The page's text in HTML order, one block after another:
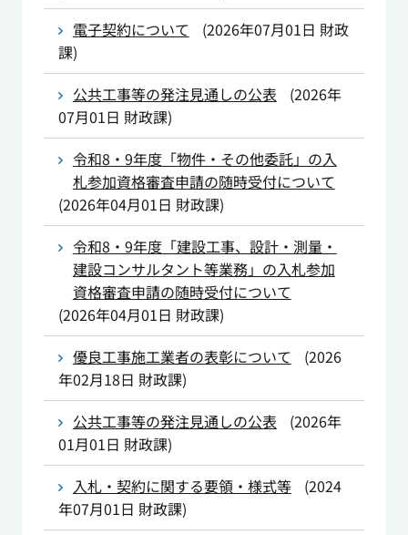
電子契約について
(2026年07月01日 財政
課)
公共工事等の発注見通しの公表
(2026年
07月01日 財政課)
令和8・9年度「物件・その他委託」の入
札参加資格審査申請の随時受付について
(2026年04月01日 財政課)
令和8・9年度「建設工事、設計・測量・
建設コンサルタント等業務」の入札参加
資格審査申請の随時受付について
(2026年04月01日 財政課)
優良工事施工業者の表彰について
(2026
年02月18日 財政課)
公共工事等の発注見通しの公表
(2026年
01月01日 財政課)
入札・契約に関する要領・様式等
(2024
年07月01日 財政課)